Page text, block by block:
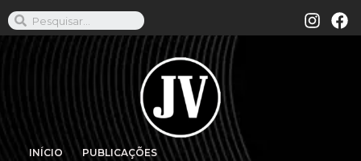
INÍCIO PUBLICAÇÕES